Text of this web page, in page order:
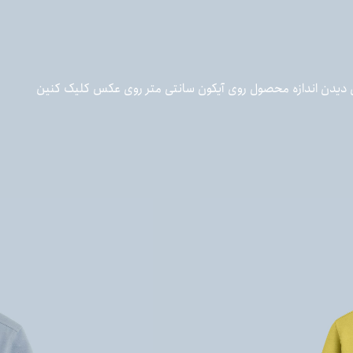
دیدن اندازه محصول روی آیکون سانتی متر روی عکس کلیک کنین